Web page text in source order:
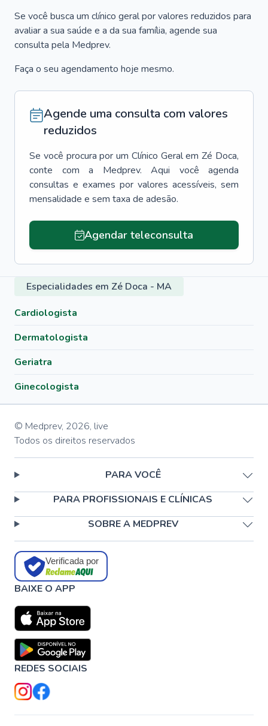
Se você busca um clínico geral por valores reduzidos para
avaliar a sua saúde e a da sua família, agende sua
consulta pela Medprev.
Faça o seu agendamento hoje mesmo.
Agende uma consulta com valores
reduzidos
Se você procura por um Clínico Geral em Zé Doca,
conte com a Medprev. Aqui você agenda
consultas e exames por valores acessíveis, sem
mensalidade e sem taxa de adesão.
Agendar teleconsulta
Especialidades em Zé Doca - MA
Cardiologista
Dermatologista
Geriatra
Ginecologista
© Medprev, 2026, live
Todos os direitos reservados
PARA VOCÊ
PARA PROFISSIONAIS E CLÍNICAS
SOBRE A MEDPREV
Verificada por
BAIXE O APP
REDES SOCIAIS